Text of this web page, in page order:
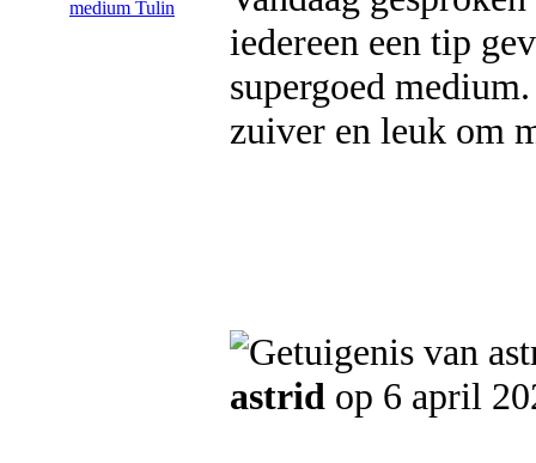
iedereen een tip
supergoed
zuiver en leuk om
astrid op 6 april